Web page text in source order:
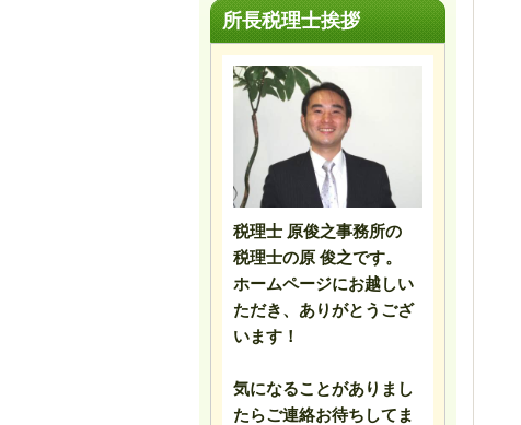
所長税理士挨拶
税理士 原俊之事務所の
税理士の原 俊之です。
ホームページにお越しい
ただき、ありがとうござ
います！
気になることがありまし
たらご連絡お待ちしてま